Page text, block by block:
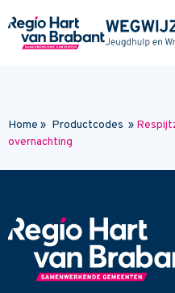
Home » Productcodes »
overnachting